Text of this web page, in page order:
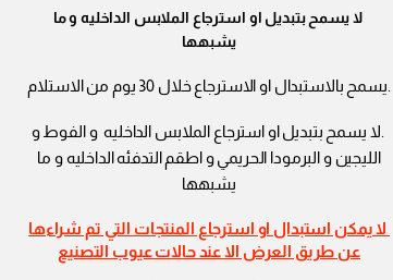
لا يسمح بتبديل او استرجاع الملابس الداخليه و ما
يشبهها
.يسمح بالاستبدال او الاسترجاع خلال 30 يوم من الاستلام
.لا يسمح بتبديل او استرجاع الملابس الداخليه و الفوط و
الليجين و البرمودا الحريمي و اطقم التدفئه الداخليه و ما
يشبهها
لا يمكن استبدال او استرجاع المنتجات التي تم شراءها
عن طريق العرض الا عند حالات عيوب التصنيع